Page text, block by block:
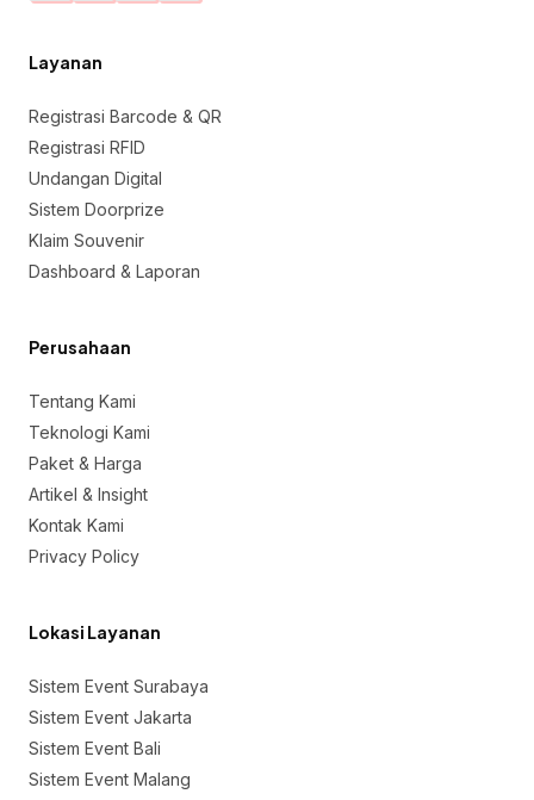
Layanan
Registrasi Barcode & QR
Registrasi RFID
Undangan Digital
Sistem Doorprize
Klaim Souvenir
Dashboard & Laporan
Perusahaan
Tentang Kami
Teknologi Kami
Paket & Harga
Artikel & Insight
Kontak Kami
Privacy Policy
Lokasi Layanan
Sistem Event Surabaya
Sistem Event Jakarta
Sistem Event Bali
Sistem Event Malang